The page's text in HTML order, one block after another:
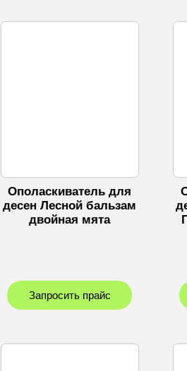
Ополаскиватель для
десен Лесной бальзам
двойная мята
Запросить прайс